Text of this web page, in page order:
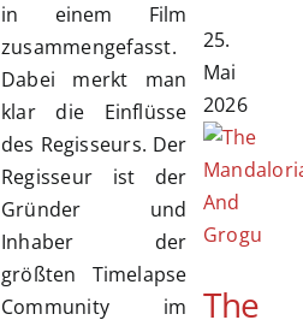
in einem Film
zusammengefasst.
Dabei merkt man
klar die Einflüsse
des Regisseurs. Der
Regisseur ist der
Gründer und
Inhaber der
größten Timelapse
Community im
25.
Mai
2026
The